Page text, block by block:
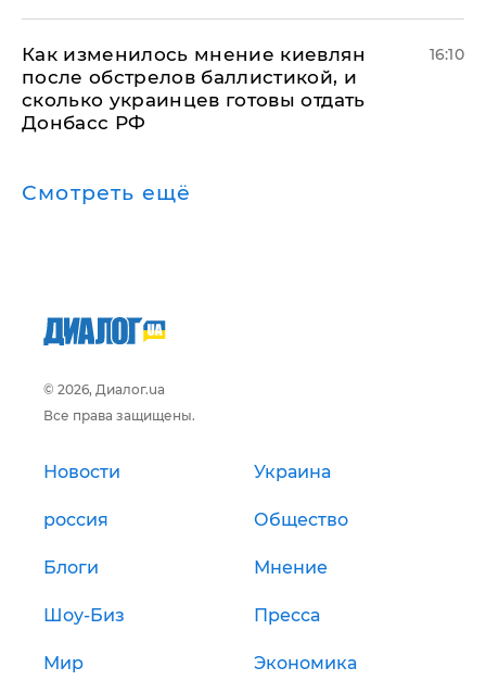
Как изменилось мнение киевлян
после обстрелов баллистикой, и
сколько украинцев готовы отдать
Донбасс РФ
16:10
Смотреть ещё
© 2026, Диалог.ua
Все права защищены.
Новости Украина
россия Общество
Блоги Мнение
Шоу-Биз Пресса
Мир Экономика